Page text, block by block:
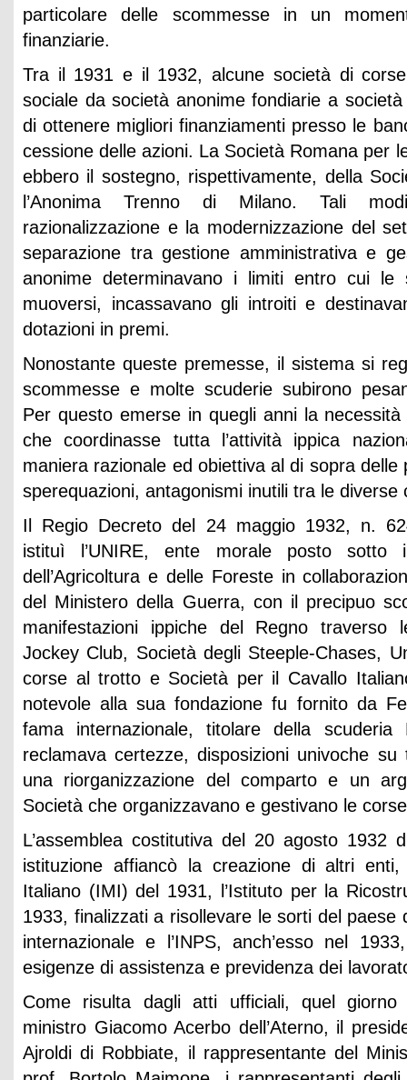
particolare delle scommesse in un
finanziarie.
Tra il 1931 e il 1932, alcune società di
sociale da società anonime fondiarie a
di ottenere migliori finanziamenti presso le
cessione delle azioni. La Società Romana per
ebbero il sostegno, rispettivamente, della
l’Anonima Trenno di Milano. Tali
razionalizzazione e la modernizzazione del
separazione tra gestione amministrativa e
anonime determinavano i limiti entro cui le
muoversi, incassavano gli introiti e
dotazioni in premi.
Nonostante queste premesse, il sistema si
scommesse e molte scuderie subirono
Per questo emerse in quegli anni la
che coordinasse tutta l’attività ippica
maniera razionale ed obiettiva al di sopra
sperequazioni, antagonismi inutili tra le diverse
Il Regio Decreto del 24 maggio 1932, n.
istituì l’UNIRE, ente morale posto sotto
dell’Agricoltura e delle Foreste in
del Ministero della Guerra, con il precipuo
manifestazioni ippiche del Regno traverso
Jockey Club, Società degli Steeple-Chases,
corse al trotto e Società per il Cavallo
notevole alla sua fondazione fu fornito da
fama internazionale, titolare della scuderia
reclamava certezze, disposizioni univoche
una riorganizzazione del comparto e un
Società che organizzavano e gestivano le
L’assemblea costitutiva del 20 agosto 1932
istituzione affiancò la creazione di altri
Italiano (IMI) del 1931, l’Istituto per la
1933, finalizzati a risollevare le sorti del paese
internazionale e l’INPS, anch’esso nel
esigenze di assistenza e previdenza dei
Come risulta dagli atti ufficiali, quel
ministro Giacomo Acerbo dell’Aterno, il
Ajroldi di Robbiate, il rappresentante del